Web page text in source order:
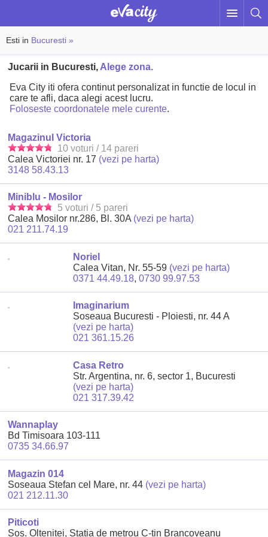
Esti in Bucuresti »
Jucarii in Bucuresti, Alege zona.
Eva City iti ofera continut personalizat in functie de locul in
care te afli, daca alegi acest lucru.
Foloseste coordonatele mele curente.
Magazinul Victoria
10 voturi / 14 pareri
Calea Victoriei nr. 17 (vezi pe harta)
3148 58.43.13
Miniblu - Mosilor
5 voturi / 5 pareri
Calea Mosilor nr.286, Bl. 30A (vezi pe harta)
021 211.74.19
Noriel
Calea Vitan, Nr. 55-59 (vezi pe harta)
0371 44.49.18,0730 99.97.53
Imaginarium
Soseaua Bucuresti - Ploiesti, nr. 44 A
(vezi pe harta)
021 361.15.26
Casa Retro
Str. Argentina, nr. 6, sector 1, Bucuresti
(vezi pe harta)
021 317.39.42
Wannaplay
Bd Timisoara 103-111
0735 34.66.97
Magazin 014
Soseaua Stefan cel Mare, nr. 44 (vezi pe harta)
021 212.11.30
Piticoti
Sos. Oltenitei, Statia de metrou C-tin Brancoveanu